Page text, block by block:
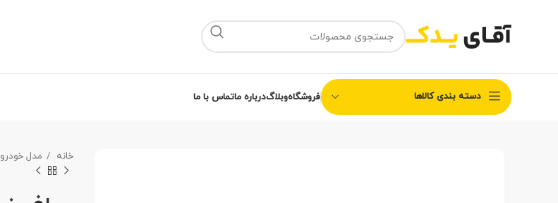
دسته بندی کالاها فروشگاهوبلاگدرباره ماتماس با ما
خانه مدل خودرو